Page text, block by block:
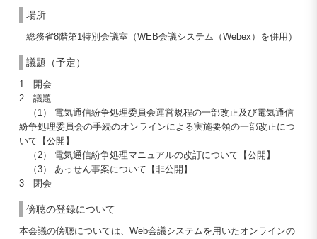
場所
総務省8階第1特別会議室（WEB会議システム（Webex）を併用）
議題（予定）
1 開会
2 議題
（1） 電気通信紛争処理委員会運営規程の一部改正及び電気通信
紛争処理委員会の手続のオンラインによる実施要領の一部改正につ
いて【公開】
（2） 電気通信紛争処理マニュアルの改訂について【公開】
（3） あっせん事案について【非公開】
3 閉会
傍聴の登録について
本会議の傍聴については、Web会議システムを用いたオンラインの